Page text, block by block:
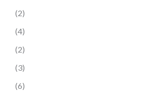
(2)
(4)
(2)
(3)
(6)